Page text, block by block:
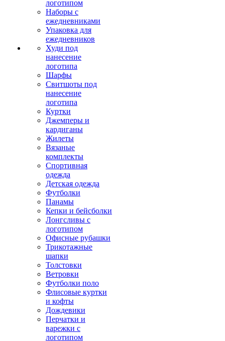
логотипом
Наборы с
ежедневниками
Упаковка для
ежедневников
Худи под
нанесение
логотипа
Шарфы
Свитшоты под
нанесение
логотипа
Куртки
Джемперы и
кардиганы
Жилеты
Вязаные
комплекты
Спортивная
одежда
Детская одежда
Футболки
Панамы
Кепки и бейсболки
Лонгсливы с
логотипом
Офисные рубашки
Трикотажные
шапки
Толстовки
Ветровки
Футболки поло
Флисовые куртки
и кофты
Дождевики
Перчатки и
варежки с
логотипом